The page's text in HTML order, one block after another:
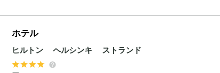
ホテル
ヒルトン ヘルシンキ ストランド